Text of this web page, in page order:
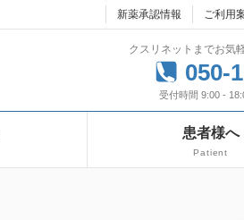
新薬承認情報 ご利用
クスリネットまでお気
050-
受付時間 9:00 -
患者様へ
Patient